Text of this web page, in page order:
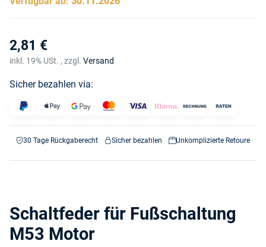
2,81 €
inkl. 19% USt. , zzgl. Versand
Sicher bezahlen via:
30 Tage Rückgaberecht Sicher bezahlen Unkomplizierte Retoure
Schaltfeder für Fußschaltung
M53 Motor